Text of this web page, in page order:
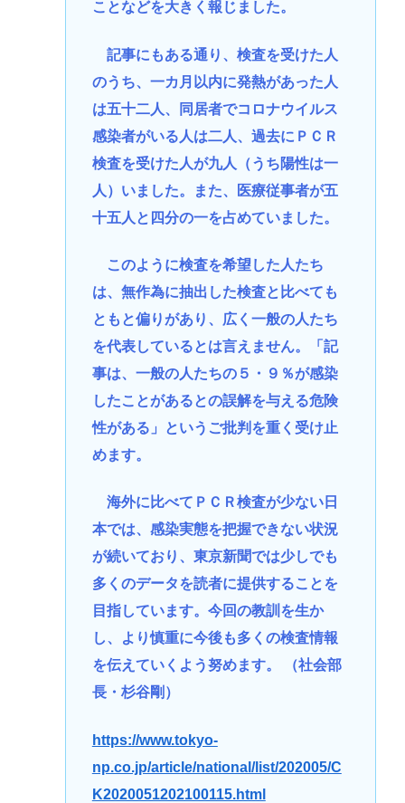
ことなどを大きく報じました。
記事にもある通り、検査を受けた人
のうち、一カ月以内に発熱があった人
は五十二人、同居者でコロナウイルス
感染者がいる人は二人、過去にＰＣＲ
検査を受けた人が九人（うち陽性は一
人）いました。また、医療従事者が五
十五人と四分の一を占めていました。
このように検査を希望した人たち
は、無作為に抽出した検査と比べても
ともと偏りがあり、広く一般の人たち
を代表しているとは言えません。「記
事は、一般の人たちの５・９％が感染
したことがあるとの誤解を与える危険
性がある」というご批判を重く受け止
めます。
海外に比べてＰＣＲ検査が少ない日
本では、感染実態を把握できない状況
が続いており、東京新聞では少しでも
多くのデータを読者に提供することを
目指しています。今回の教訓を生か
し、より慎重に今後も多くの検査情報
を伝えていくよう努めます。 （社会部
長・杉谷剛）
https://www.tokyo-
np.co.jp/article/national/list/202005/C
K2020051202100115.html